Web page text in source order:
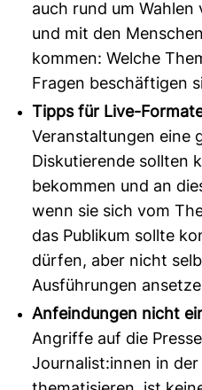
auch rund um
und mit den
kommen: Welche
Fragen beschäftigen
Tipps für Live-
Veranstaltungen eine
Diskutierende sollten
bekommen und an
wenn sie sich vom
das Publikum sollte
dürfen, aber nicht
Ausführungen
Anfeindungen nicht
Angriffe auf die
Journalist:innen in